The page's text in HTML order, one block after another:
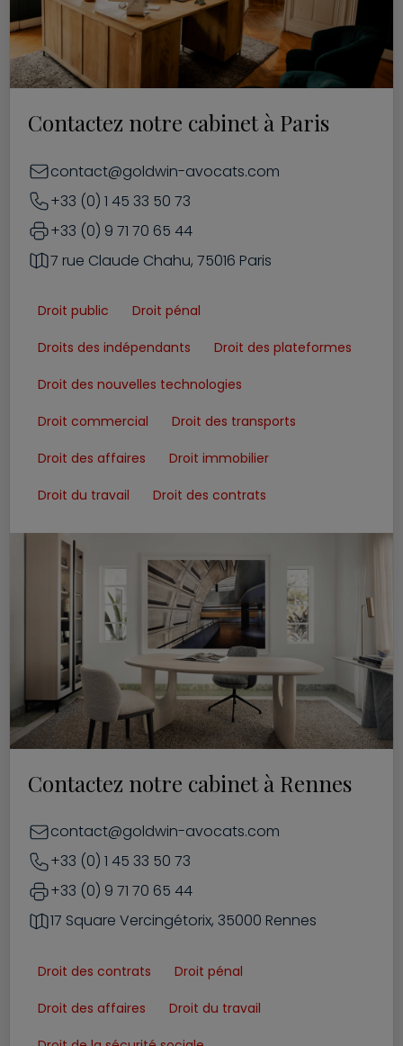
Contactez notre cabinet à Paris
contact@goldwin-avocats.com
+33 (0) 1 45 33 50 73
+33 (0) 9 71 70 65 44
7 rue Claude Chahu, 75016 Paris
Droit public Droit pénal
Droits des indépendants Droit des plateformes
Droit des nouvelles technologies
Droit commercial Droit des transports
Droit des affaires Droit immobilier
Droit du travail Droit des contrats
Contactez notre cabinet à Rennes
contact@goldwin-avocats.com
+33 (0) 1 45 33 50 73
+33 (0) 9 71 70 65 44
17 Square Vercingétorix, 35000 Rennes
Droit des contrats Droit pénal
Droit des affaires Droit du travail